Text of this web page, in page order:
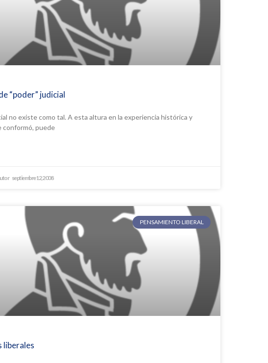
“poder” judicial
no existe como tal. A esta altura en la experiencia histórica y
conformó, puede
septiembre 12, 2008
PENSAMIENTO LIBERAL
liberales